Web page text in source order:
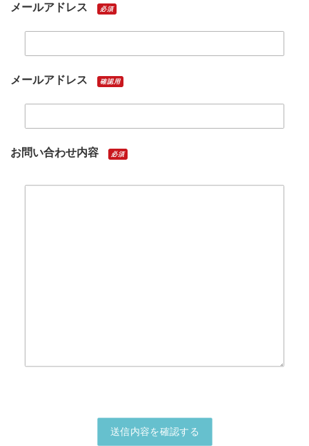
メールアドレス 必須
メールアドレス 確認用
お問い合わせ内容 必須